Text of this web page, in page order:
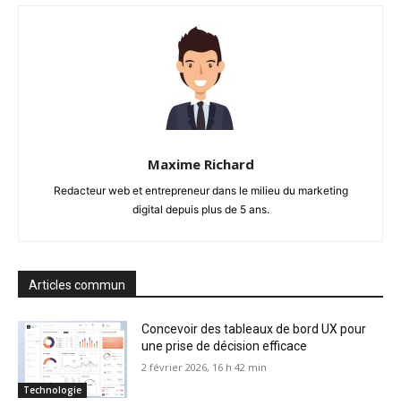
Maxime Richard
Redacteur web et entrepreneur dans le milieu du marketing
digital depuis plus de 5 ans.
Articles commun
Technologie
Concevoir des tableaux de bord UX pour
une prise de décision efficace
2 février 2026, 16 h 42 min